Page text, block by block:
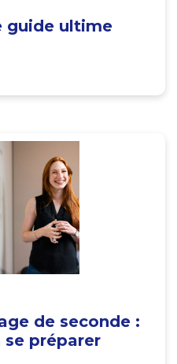
guide ultime
de seconde :
préparer